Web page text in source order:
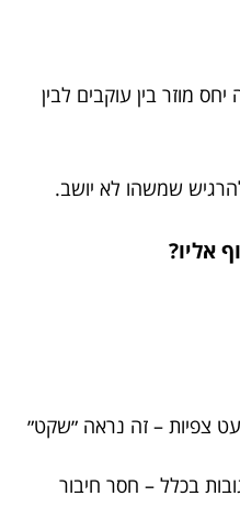
מוזר בין עוקבים לבין
שמשהו לא יושב.
אליו?
צפיות – זה נראה ״שקט״
בכלל – חסר חיבור